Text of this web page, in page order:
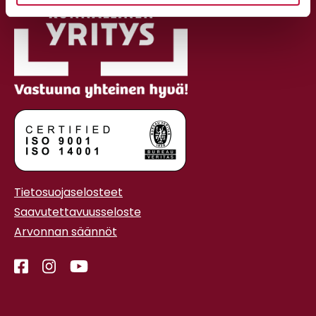
Tietosuojaselosteet
Saavutettavuusseloste
Arvonnan säännöt